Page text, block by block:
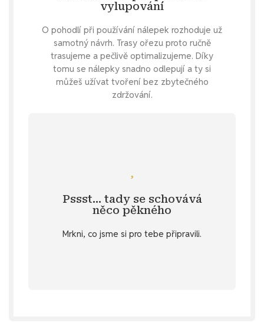
vylupování
O pohodlí při používání nálepek rozhoduje už
samotný návrh. Trasy ořezu proto ručně
trasujeme a pečlivě optimalizujeme. Díky
tomu se nálepky snadno odlepují a ty si
můžeš užívat tvoření bez zbytečného
zdržování.
Pssst… tady se schovává
něco pěkného
Mrkni, co jsme si pro tebe připravili.
Specifikace. 💌 Jestli jsi také na sladké
hřešení, můžeš se mrknout na
samolepky s čokoládou.